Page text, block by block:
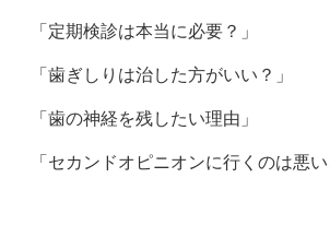
「定期検診は本当に必要？」
「歯ぎしりは治した方がいい？」
「歯の神経を残したい理由」
「セカンドオピニオンに行くのは悪い